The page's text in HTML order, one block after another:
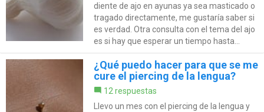
diente de ajo en ayunas ya sea masticado o
tragado directamente, me gustaría saber si
es verdad. Otra consulta con el tema del ajo
es si hay que esperar un tiempo hasta...
¿Qué puedo hacer para que se me
cure el piercing de la lengua?
12 respuestas
Llevo un mes con el piercing de la lengua y